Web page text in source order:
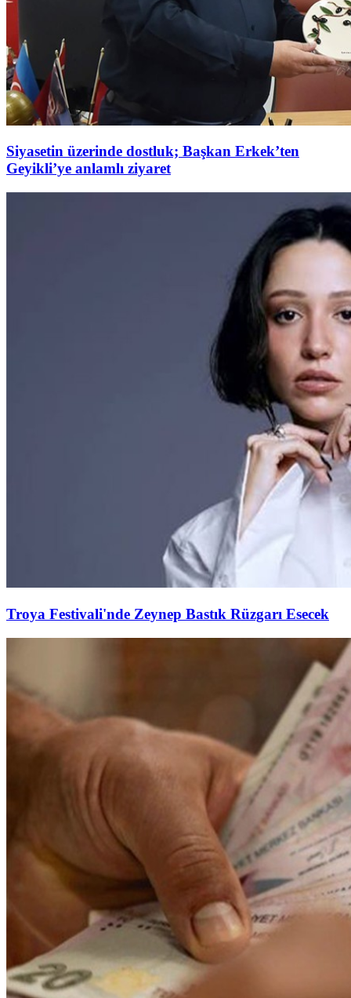
Siyasetin üzerinde dostluk; Başkan Erkek’ten
Geyikli’ye anlamlı ziyaret
Troya Festivali'nde Zeynep Bastık Rüzgarı Esecek